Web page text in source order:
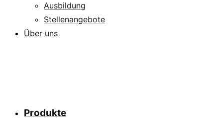
Ausbildung
Stellenangebote
Über uns
Produkte